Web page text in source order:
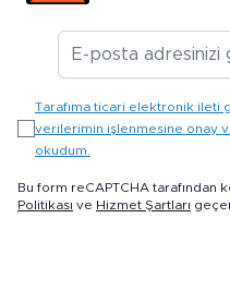
Tarafıma ticari elektronik ileti
verilerimin işlenmesine onay
okudum.
Bu form reCAPTCHA tarafından
Politikası ve Hizmet Şartları